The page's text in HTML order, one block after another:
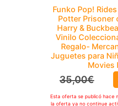
Funko Pop! Rides
Potter Prisoner
Harry &
Vinilo
Regalo-
Juguetes para
Movies
35,00€
Esta oferta se publicó hace
la oferta ya no continue